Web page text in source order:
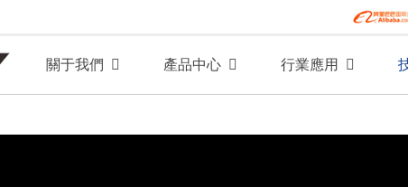
關于我們 產品中心 行業應用